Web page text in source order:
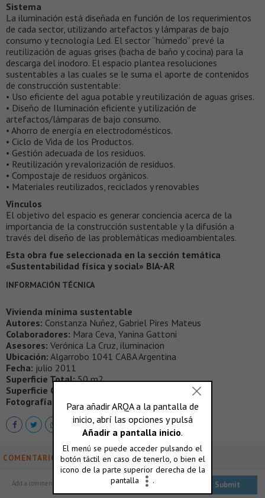
Sistema
La iluminación está diseñada en función de los requerimientos
de cada sector, utilizando artefactos y lámparas de bajo
consumo y tecnología Led. El sector “húmedo” prevé la
reutilización de aguas grises (bacha de baño y cocina) para la
descarga del inodoro. El espacio plantea resoluciones
sustentables a las cuales se le suma el aporte de contenidos
de construcción sustentable:
• Uso eficiente del agua potable y reutilización de aguas grises.
• Diseño de Iluminación eficiente y utilización de
artefactos/lámparas de bajo consumo.
• Ahorro de energía en electrodomésticos.
• Ciclo de Vida de los Productos.
• Gestión adecuada de los residuos.
• Reutilización y revalorización de residuos.
• Compostaje de residuos orgánicos.
• Materiales reutilizados, reciclados y renovables
Vínculos
El objetivo del espacio es generar conciencia acerca de la
importancia de la construcción sustentable y la difusión a
través del diseño de las problemáticas medioambientales.
Esta obra fue seleccionada en la sección temática
«Sustentabilidad física y social» BIA-AR
INFORMACIÓN TÉCNICA
Vivienda mínima sustentable
Autores: Constanza Nuñez, Gabriel Pires Mateus
Colaboradores: Mara Ceva, Yanina Gattoni
Asesores: Verónica La Cruz, iluminacion
Ubicación: Algarrobo 1041 CABA Argentina
Fecha: julio 2011
Superficie Total:50 m2
Superficie Cubierta:
Fotografía:
Maximiliano Bort
COMENTARIOS